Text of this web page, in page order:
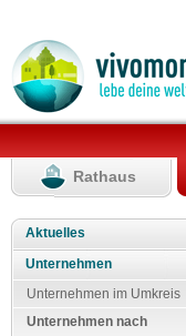
Rathaus
Aktuelles
Unternehmen
Unternehmen im Umkreis
Unternehmen nach